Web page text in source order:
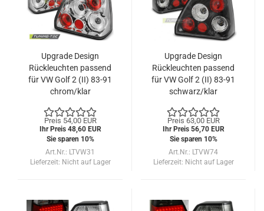
Upgrade Design
Rückleuchten passend
für VW Golf 2 (II) 83-91
chrom/klar
Preis 54,00 EUR
Ihr Preis 48,60 EUR
Sie sparen 10%
Art.Nr.: LTVW31
Lieferzeit: Nicht auf Lager
Upgrade Design
Rückleuchten passend
für VW Golf 2 (II) 83-91
schwarz/klar
Preis 63,00 EUR
Ihr Preis 56,70 EUR
Sie sparen 10%
Art.Nr.: LTVW74
Lieferzeit: Nicht auf Lager